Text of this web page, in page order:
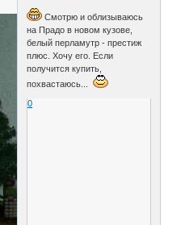
Смотрю и облизываюсь
на Прадо в новом кузове,
белый перламутр - престиж
плюс. Хочу его. Если
получится купить,
похвастаюсь...
0